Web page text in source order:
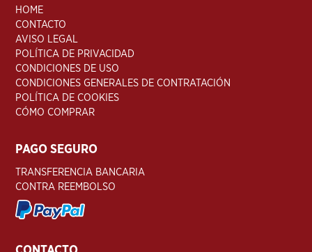
HOME
CONTACTO
AVISO LEGAL
POLÍTICA DE PRIVACIDAD
CONDICIONES DE USO
CONDICIONES GENERALES DE CONTRATACIÓN
POLÍTICA DE COOKIES
CÓMO COMPRAR
PAGO SEGURO
TRANSFERENCIA BANCARIA
CONTRA REEMBOLSO